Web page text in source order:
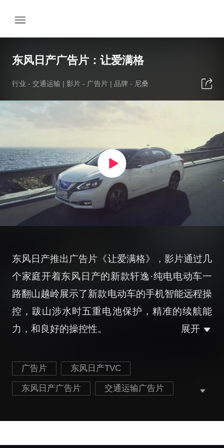
东风日产广告片：让爱满格
行业 - 交通运输 | 影片 - 广告片 | 品牌 - 尼桑
东风日产推出广告片《让爱满格》，影片通过几
个家庭开着东风日产的新款轩逸·纯电电动车一
路翻山越岭展示了新款电动车的手机智能远程操
控，跋山涉水时五重电池保护，精准的续航能
力，和良好的操控性。
展开
广告片 东风日产TVC
东风日产广告片 交通运输广告片